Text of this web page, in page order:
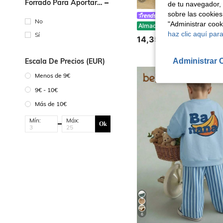
Forrado Para Aportar
No
Sí
Escala De Precios (EUR)
Menos de 9€
9€ - 10€
Más de 10€
Mín: Máx: Ok
Playful Pals
Almacén UE SHEIN Playful Pals Conjunto de sudadera con cuello polo bordado con letras de bloques de color y pantalón de chándal para bebé niño, estilo preppy, lindo y
14,35€
6
de tu
sobre las
"Administrar
haz clic aquí
Administrar